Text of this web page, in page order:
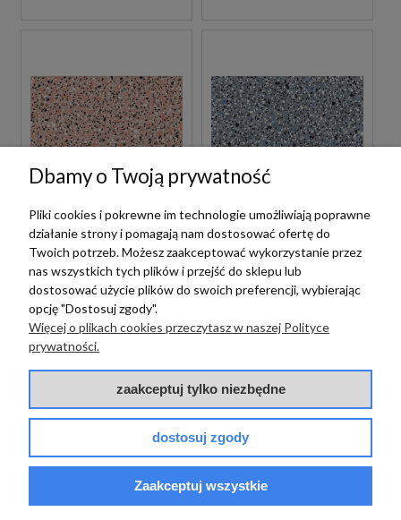
Emil Ceramica
EMIL/ERGON
CERAMICA MEDLEY
CLASSIC PINK 30X60
EH87 PŁYTKI
LASTRYKO GRESOWE
175,00 zł m2
Emil Ceramica
EMIL/ERGON
CERAMICA MEDLEY
CLASSIC BLUE 30X60
EH85 PŁYTKI
LASTRYKO GRESOWE
175,00 zł m2
Dbamy o Twoją prywatność
Pliki cookies i pokrewne im technologie umożliwiają poprawne
działanie strony i pomagają nam dostosować ofertę do
Twoich potrzeb. Możesz zaakceptować wykorzystanie przez
nas wszystkich tych plików i przejść do sklepu lub
dostosować użycie plików do swoich preferencji, wybierając
opcję "Dostosuj zgody".
Więcej o plikach cookies przeczytasz w naszej Polityce
prywatności.
zaakceptuj tylko niezbędne
dostosuj zgody
Zaakceptuj wszystkie